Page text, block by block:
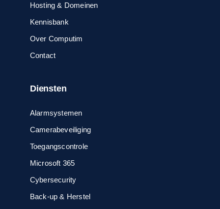
Hosting & Domeinen
Kennisbank
Over Computim
Contact
Diensten
Alarmsystemen
Camerabeveiliging
Toegangscontrole
Microsoft 365
Cybersecurity
Back-up & Herstel